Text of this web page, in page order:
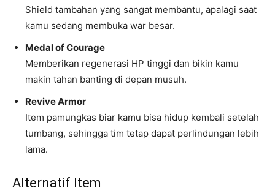
Shield tambahan yang sangat membantu, apalagi saat
kamu sedang membuka war besar.
Medal of Courage
Memberikan regenerasi HP tinggi dan bikin kamu
makin tahan banting di depan musuh.
Revive Armor
Item pamungkas biar kamu bisa hidup kembali setelah
tumbang, sehingga tim tetap dapat perlindungan lebih
lama.
Alternatif Item